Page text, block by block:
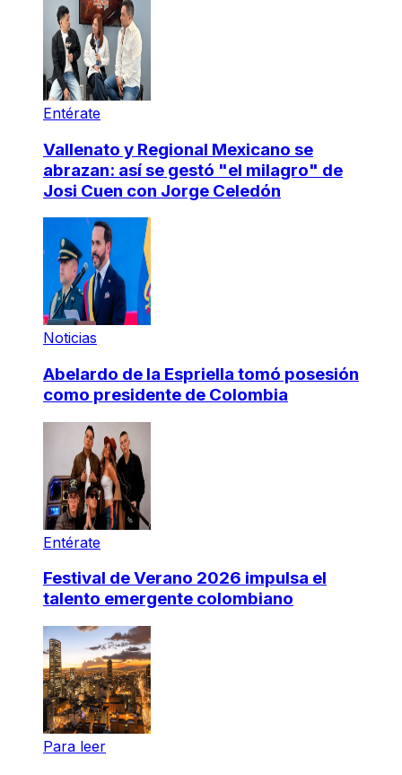
Entérate
Vallenato y Regional Mexicano se
abrazan: así se gestó "el milagro" de
Josi Cuen con Jorge Celedón
Noticias
Abelardo de la Espriella tomó posesión
como presidente de Colombia
Entérate
Festival de Verano 2026 impulsa el
talento emergente colombiano
Para leer